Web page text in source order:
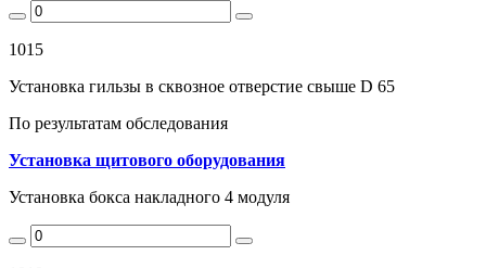
1015
Установка гильзы в сквозное отверстие свыше D 65
По результатам обследования
Установка щитового оборудования
Установка бокса накладного 4 модуля